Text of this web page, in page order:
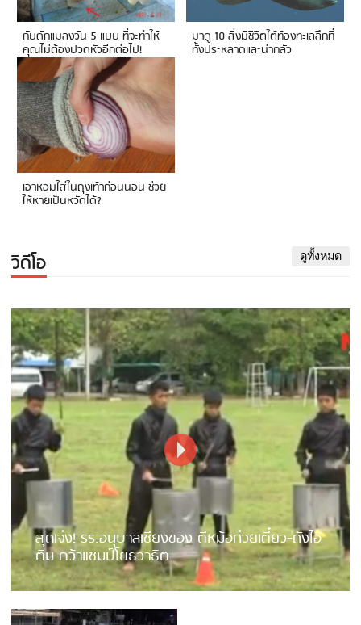
กับดักแมลงวัน 5 แบบ ที่จะทำให้
คุณไม่ต้องปวดหัวอีกต่อไป!
มาดู 10 สิ่งมีชีวิตใต้ท้องทะเลลึกที่
ทั้งประหลาดและน่ากลัว
เอาหอมใส่ในถุงเท้าก่อนนอน ช่วย
ให้หายเป็นหวัดได้?
วิดีโอ ดูทั้งหมด
สุดเจ๋ง! รร.อนุบาลเชียงของ ตีหม้อก๋วยเตี๋ยว-ถังไอ
ติม คว้าแชมป์โยธวาธิต